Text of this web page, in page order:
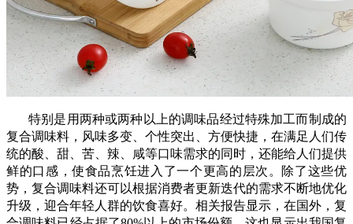
特别是用两种或两种以上的调味品经过特殊加工而制成的
复合调味料，风味多变、个性突出、方便快捷，在满足人们传
统的酸、甜、苦、辣、咸等口味需求的同时，还能给人们提供
鲜的口感，使食品烹饪进入了一个更高的层次。除了这些优
势，复合调味料还可以根据消费者更新迭代的需求不断地优化
升级，迎合年轻人群的饮食喜好。相关报告显示，在国外，复